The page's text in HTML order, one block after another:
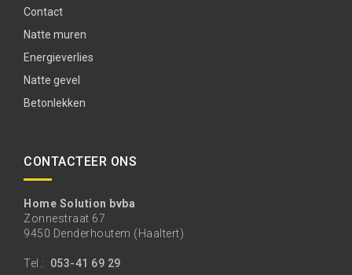
Contact
Natte muren
Energieverlies
Natte gevel
Betonlekken
CONTACTEER ONS
Home Solution bvba
Zonnestraat 67
9450 Denderhoutem (Haaltert)
Tel.: 053-41 69 29